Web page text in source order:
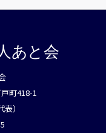
町418-1
）